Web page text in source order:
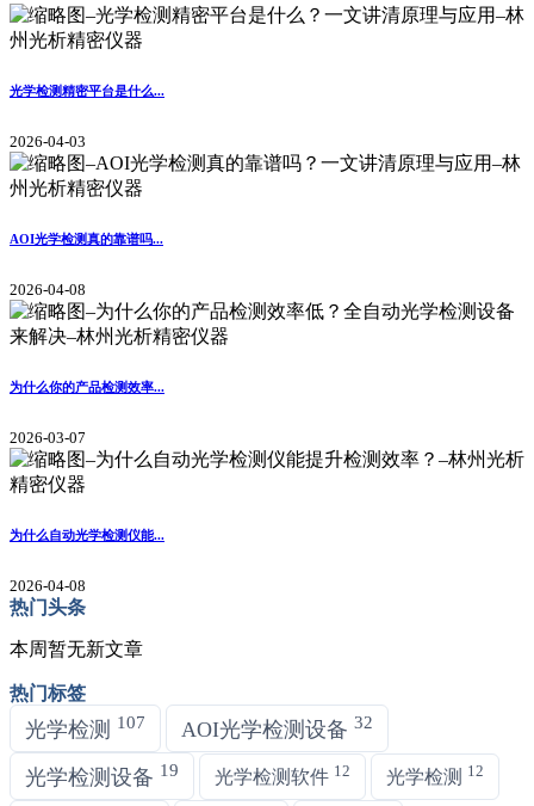
光学检测精密平台是什么...
2026-04-03
AOI光学检测真的靠谱吗...
2026-04-08
为什么你的产品检测效率...
2026-03-07
为什么自动光学检测仪能...
2026-04-08
热门头条
本周暂无新文章
热门标签
光学检测 107 AOI光学检测设备 32
光学检测设备 19 光学检测软件 12 光学检测 12